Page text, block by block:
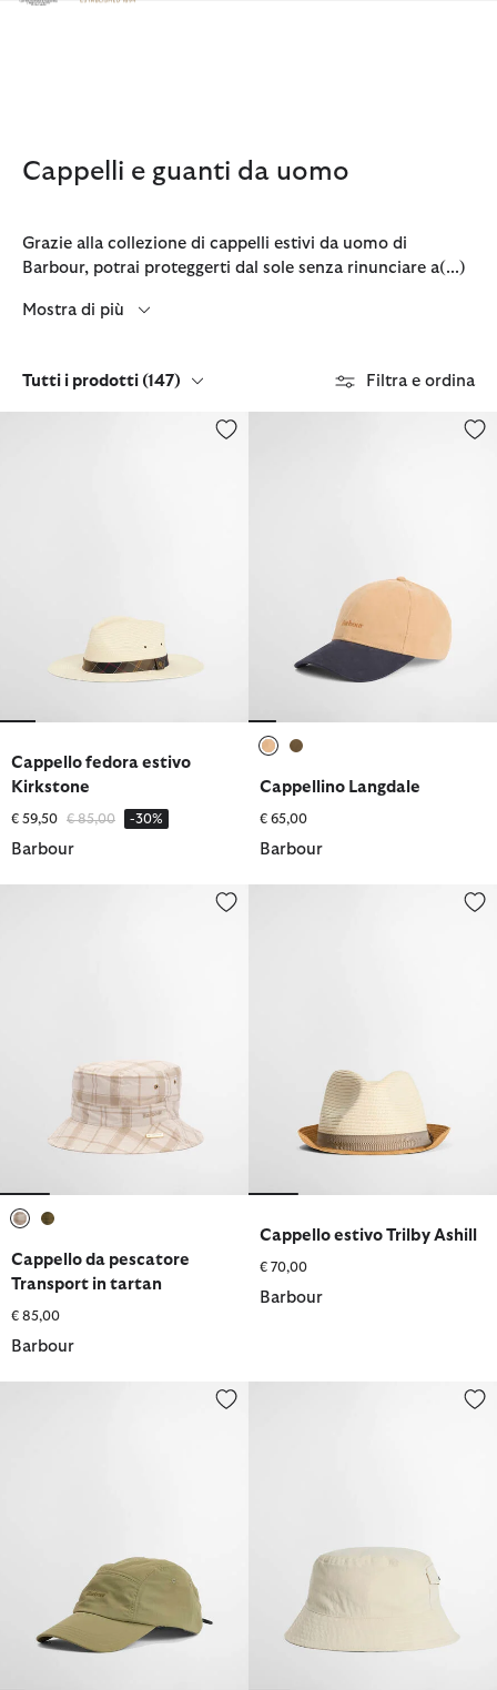
Clicca per visualizzare la nostra Dichiarazione di Accessibilità
Cappelli e guanti da uomo
Grazie alla collezione di cappelli estivi da uomo di
Barbour, potrai proteggerti dal sole senza rinunciare a(...)
Mostra di più
Tutti i prodotti (147) Filtra e ordina
Cappello fedora estivo Kirkstone
Cappello fedora estivo
Kirkstone
€ 59,50 Prezzo ridotto da
€ 85,00a -30%
Barbour
Cappellino Langdale
€ 65,00
Barbour
Cappello da pescatore Transport in tartan
Cappello da pescatore
Transport in tartan
€ 85,00
Barbour
Cappello estivo Trilby Ashill
€ 70,00
Barbour
Cappellino con taschino Festival Cappello da pescatore